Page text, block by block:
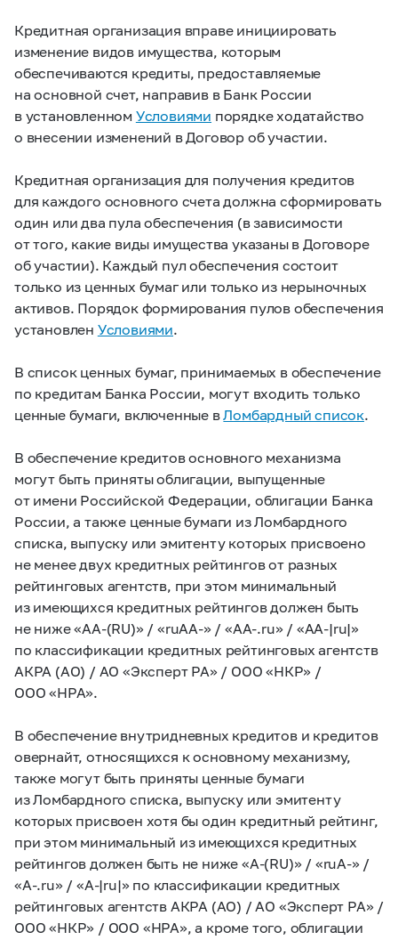
Кредитная организация вправе инициировать
изменение видов имущества, которым
обеспечиваются кредиты, предоставляемые
на основной счет, направив в Банк России
в установленном Условиями порядке ходатайство
о внесении изменений в Договор об участии.
Кредитная организация для получения кредитов
для каждого основного счета должна сформировать
один или два пула обеспечения (в зависимости
от того, какие виды имущества указаны в Договоре
об участии). Каждый пул обеспечения состоит
только из ценных бумаг или только из нерыночных
активов. Порядок формирования пулов обеспечения
установлен Условиями.
В список ценных бумаг, принимаемых в обеспечение
по кредитам Банка России, могут входить только
ценные бумаги, включенные вЛомбардный список.
В обеспечение кредитов основного механизма
могут быть приняты облигации, выпущенные
от имени Российской Федерации, облигации Банка
России, а также ценные бумаги из Ломбардного
списка, выпуску или эмитенту которых присвоено
не менее двух кредитных рейтингов от разных
рейтинговых агентств, при этом минимальный
из имеющихся кредитных рейтингов должен быть
не ниже «АА-(RU)» / «ruАА-» / «АА‑.ru» / «AA-|ru|»
по классификации кредитных рейтинговых агентств
АКРА (АО) / АО «Эксперт РА» / ООО «НКР» /
ООО «НРА».
В обеспечение внутридневных кредитов и кредитов
овернайт, относящихся к основному механизму,
также могут быть приняты ценные бумаги
из Ломбардного списка, выпуску или эмитенту
которых присвоен хотя бы один кредитный рейтинг,
при этом минимальный из имеющихся кредитных
рейтингов должен быть не ниже «А-(RU)» / «ruА-» /
«А-.ru» / «A-|ru|» по классификации кредитных
рейтинговых агентств АКРА (АО) / АО «Эксперт РА» /
ООО «НКР» / ООО «НРА», а кроме того, облигации